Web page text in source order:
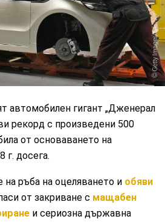
Getty Images/Guliver
автомобилен гигант „Дженерал
рекорд с произведени 500
от основаването на
г. досега.
на ръба на оцеляването и обяви
от закриване с мащабен
и сериозна държавна